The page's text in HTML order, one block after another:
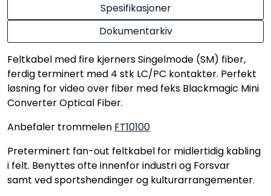
Spesifikasjoner
Dokumentarkiv
Feltkabel med fire kjerners Singelmode (SM) fiber,
ferdig terminert med 4 stk LC/PC kontakter. Perfekt
løsning for video over fiber med feks Blackmagic Mini
Converter Optical Fiber.
Anbefaler trommelen FT10100
Preterminert fan-out feltkabel for midlertidig kabling
i felt. Benyttes ofte innenfor industri og Forsvar
samt ved sportshendinger og kulturarrangementer.